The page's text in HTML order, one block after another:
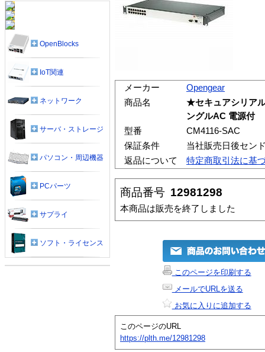
メーカー
Opengear
商品名
★セキュアシリア
ングルAC 電源付
型番
CM4116-SAC
保証条件
当社販売日後セン
返品について
特定商取引法に基
商品番号 12981298
本商品は販売を終了しました
このページを印刷する
メールでURLを送る
お気に入りに追加する
このページのURL
https://plth.me/12981298
OpenBlocks
IoT関連
ネットワーク
サーバ・ストレージ
パソコン・周辺機器
PCパーツ
サプライ
ソフト・ライセンス